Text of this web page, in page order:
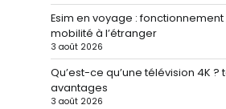
Esim en voyage :
mobilité à l’étranger
3 août 2026
Qu’est-ce qu’une télévision 4K
avantages
3 août 2026